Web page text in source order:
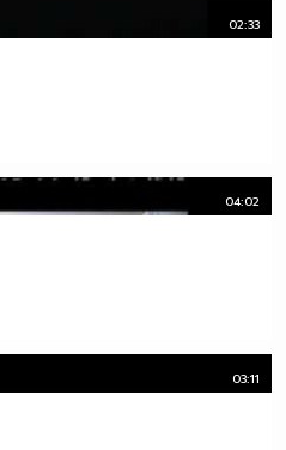
02:33
04:02
03:11